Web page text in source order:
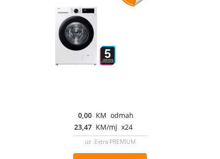
0,00 KM odmah
23,47 KM/mj x24
uz Extra PREMIUM